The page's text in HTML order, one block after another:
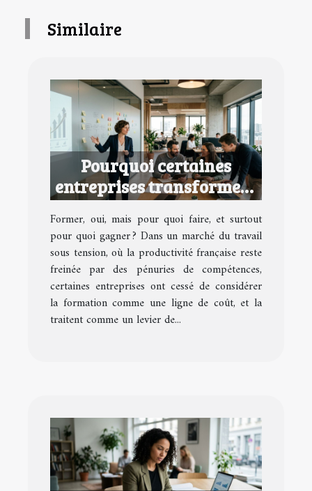
Similaire
Pourquoi certaines
entreprises transforment
la formation en avantage
concurrentiel
Former, oui, mais pour quoi faire, et surtout
pour quoi gagner ? Dans un marché du travail
sous tension, où la productivité française reste
freinée par des pénuries de compétences,
certaines entreprises ont cessé de considérer
la formation comme une ligne de coût, et la
traitent comme un levier de...